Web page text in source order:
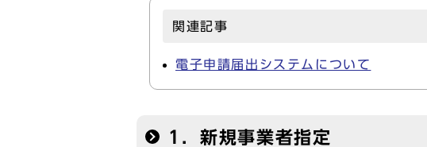
関連記事
電子申請届出システムについて
1．新規事業者指定